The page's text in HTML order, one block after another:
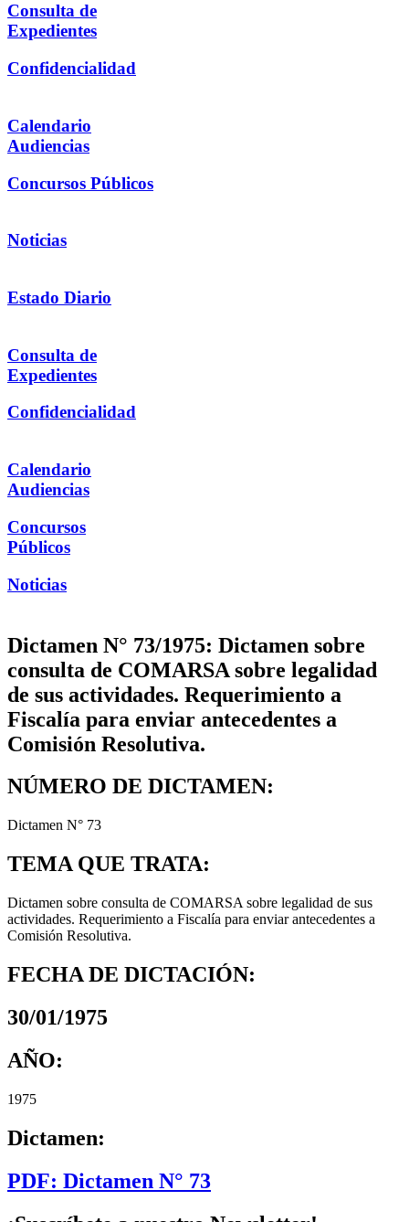
Consulta de
Expedientes
Confidencialidad
Calendario
Audiencias
Concursos Públicos
Noticias
Estado Diario
Consulta de
Expedientes
Confidencialidad
Calendario
Audiencias
Concursos
Públicos
Noticias
Dictamen N° 73/1975: Dictamen sobre
consulta de COMARSA sobre legalidad
de sus actividades. Requerimiento a
Fiscalía para enviar antecedentes a
Comisión Resolutiva.
NÚMERO DE DICTAMEN:
Dictamen N° 73
TEMA QUE TRATA:
Dictamen sobre consulta de COMARSA sobre legalidad de sus
actividades. Requerimiento a Fiscalía para enviar antecedentes a
Comisión Resolutiva.
FECHA DE DICTACIÓN:
30/01/1975
AÑO:
1975
Dictamen:
PDF: Dictamen N° 73